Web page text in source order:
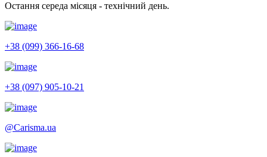
Остання середа місяця - технічний день.
+38 (099) 366-16-68
+38 (097) 905-10-21
@Carisma.ua